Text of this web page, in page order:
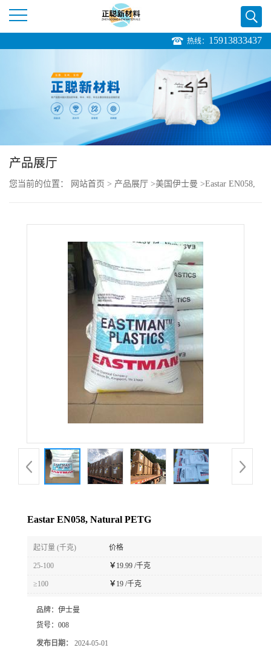
公
品
展
热线： 15913833437
产品展厅
您当前的位置： 网站首页 > 产品展厅 >美国伊士曼 >Eastar EN058,
Eastar EN058, Natural PETG
起订量 (千克) 价格
25-100 ￥19.99 /千克
≥100 ￥19 /千克
品牌： 伊士曼
货号： 008
发布日期： 2024-05-01